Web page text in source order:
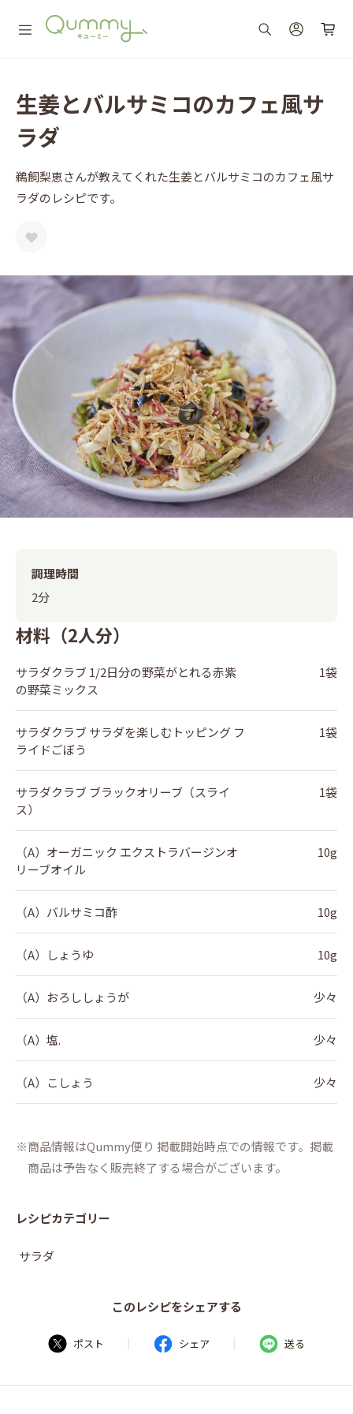
生姜とバルサミコのカフェ風サ
ラダ
鵜飼梨恵さんが教えてくれた生姜とバルサミコのカフェ風サ
ラダのレシピです。
材料（2人分）
サラダクラブ 1/2日分の野菜がとれる赤紫
の野菜ミックス
1袋
サラダクラブ サラダを楽しむトッピング フ
ライドごぼう
1袋
サラダクラブ ブラックオリーブ（スライ
ス）
1袋
（A）オーガニック エクストラバージンオ
リーブオイル
10g
（A）バルサミコ酢 10g
（A）しょうゆ 10g
（A）おろししょうが 少々
（A）塩. 少々
（A）こしょう 少々
調理時間
2分
商品情報はQummy便り 掲載開始時点での情報です。掲載
商品は予告なく販売終了する場合がございます。
レシピカテゴリー
サラダ
このレシピをシェアする
ポスト | シェア | 送る